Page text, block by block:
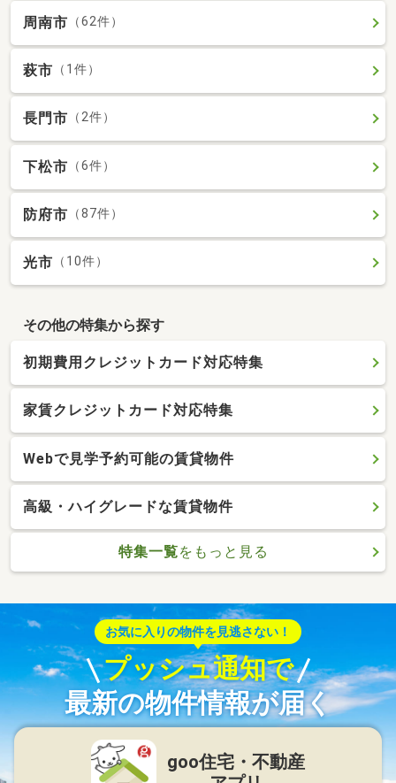
周南市 （62件）
萩市 （1件）
長門市 （2件）
下松市 （6件）
防府市 （87件）
光市 （10件）
その他の特集から探す
初期費用クレジットカード対応特集
家賃クレジットカード対応特集
Webで見学予約可能の賃貸物件
高級・ハイグレードな賃貸物件
特集一覧をもっと見る
お気に入りの物件を見逃さない！
プッシュ通知で
最新の物件情報が届く
goo住宅・不動産